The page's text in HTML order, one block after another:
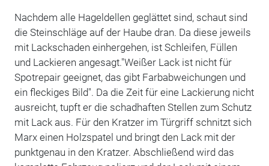
Nachdem alle Hageldellen geglättet sind, schaut sind
die Steinschläge auf der Haube dran. Da diese jeweils
mit Lackschaden einhergehen, ist Schleifen, Füllen
und Lackieren angesagt."Weißer Lack ist nicht für
Spotrepair geeignet, das gibt Farbabweichungen und
ein fleckiges Bild". Da die Zeit für eine Lackierung nicht
ausreicht, tupft er die schadhaften Stellen zum Schutz
mit Lack aus. Für den Kratzer im Türgriff schnitzt sich
Marx einen Holzspatel und bringt den Lack mit der
punktgenau in den Kratzer. Abschließend wird das